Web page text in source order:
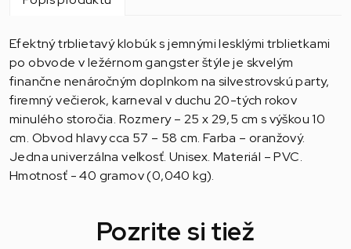
Efektný trblietavý klobúk s jemnými lesklými trblietkami
po obvode v ležérnom gangster štýle je skvelým
finančne nenáročným doplnkom na silvestrovskú party,
firemný večierok, karneval v duchu 20-tých rokov
minulého storočia. Rozmery – 25 x 29,5 cm s výškou 10
cm. Obvod hlavy cca 57 – 58 cm. Farba – oranžový.
Jedna univerzálna veľkosť. Unisex. Materiál – PVC.
Hmotnosť - 40 gramov (0,040 kg).
Pozrite si tiež